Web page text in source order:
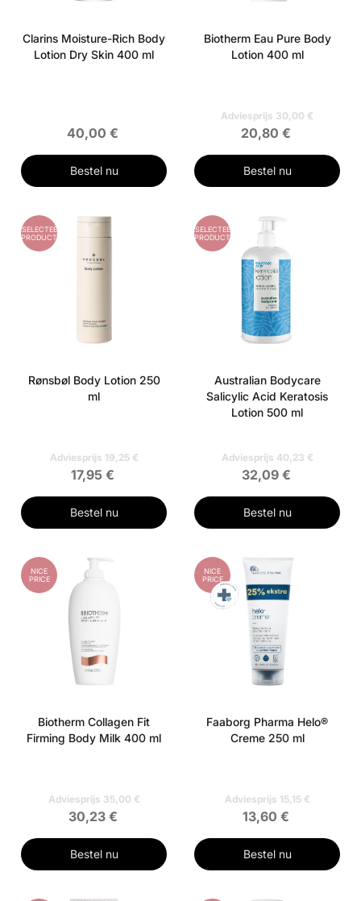
Clarins Moisture-Rich Body
Lotion Dry Skin 400 ml
40,00 €
Bestel nu
Biotherm Eau Pure Body
Lotion 400 ml
Adviesprijs 30,00 €
20,80 €
Bestel nu
GESELECTEERD
PRODUCT
Rønsbøl Body Lotion 250
ml
Adviesprijs 19,25 €
17,95 €
Bestel nu
GESELECTEERD
PRODUCT
Australian Bodycare
Salicylic Acid Keratosis
Lotion 500 ml
Adviesprijs 40,23 €
32,09 €
Bestel nu
NICE
PRICE
Biotherm Collagen Fit
Firming Body Milk 400 ml
Adviesprijs 35,00 €
30,23 €
Bestel nu
NICE
PRICE
Faaborg Pharma Helo®
Creme 250 ml
Adviesprijs 15,15 €
13,60 €
Bestel nu